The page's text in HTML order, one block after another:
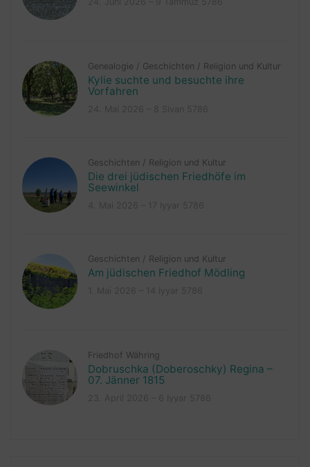
Genealogie / Geschichten / Religion und Kultur
Kylie suchte und besuchte ihre
Vorfahren
Geschichten / Religion und Kultur
Die drei jüdischen Friedhöfe im
Seewinkel
Geschichten / Religion und Kultur
Am jüdischen Friedhof Mödling
Friedhof Währing
Dobruschka (Doberoschky) Regina –
07. Jänner 1815